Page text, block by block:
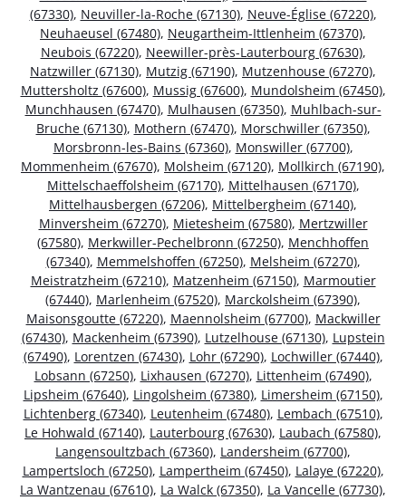
(67330), Neuviller-la-Roche (67130), Neuve-Église (67220),
Neuhaeusel (67480), Neugartheim-Ittlenheim (67370),
Neubois (67220), Neewiller-près-Lauterbourg (67630),
Natzwiller (67130), Mutzig (67190), Mutzenhouse (67270),
Muttersholtz (67600), Mussig (67600), Mundolsheim (67450),
Munchhausen (67470), Mulhausen (67350), Muhlbach-sur-
Bruche (67130), Mothern (67470), Morschwiller (67350),
Morsbronn-les-Bains (67360), Monswiller (67700),
Mommenheim (67670), Molsheim (67120), Mollkirch (67190),
Mittelschaeffolsheim (67170), Mittelhausen (67170),
Mittelhausbergen (67206), Mittelbergheim (67140),
Minversheim (67270), Mietesheim (67580), Mertzwiller
(67580), Merkwiller-Pechelbronn (67250), Menchhoffen
(67340), Memmelshoffen (67250), Melsheim (67270),
Meistratzheim (67210), Matzenheim (67150), Marmoutier
(67440), Marlenheim (67520), Marckolsheim (67390),
Maisonsgoutte (67220), Maennolsheim (67700), Mackwiller
(67430), Mackenheim (67390), Lutzelhouse (67130), Lupstein
(67490), Lorentzen (67430), Lohr (67290), Lochwiller (67440),
Lobsann (67250), Lixhausen (67270), Littenheim (67490),
Lipsheim (67640), Lingolsheim (67380), Limersheim (67150),
Lichtenberg (67340), Leutenheim (67480), Lembach (67510),
Le Hohwald (67140), Lauterbourg (67630), Laubach (67580),
Langensoultzbach (67360), Landersheim (67700),
Lampertsloch (67250), Lampertheim (67450), Lalaye (67220),
La Wantzenau (67610), La Walck (67350), La Vancelle (67730),